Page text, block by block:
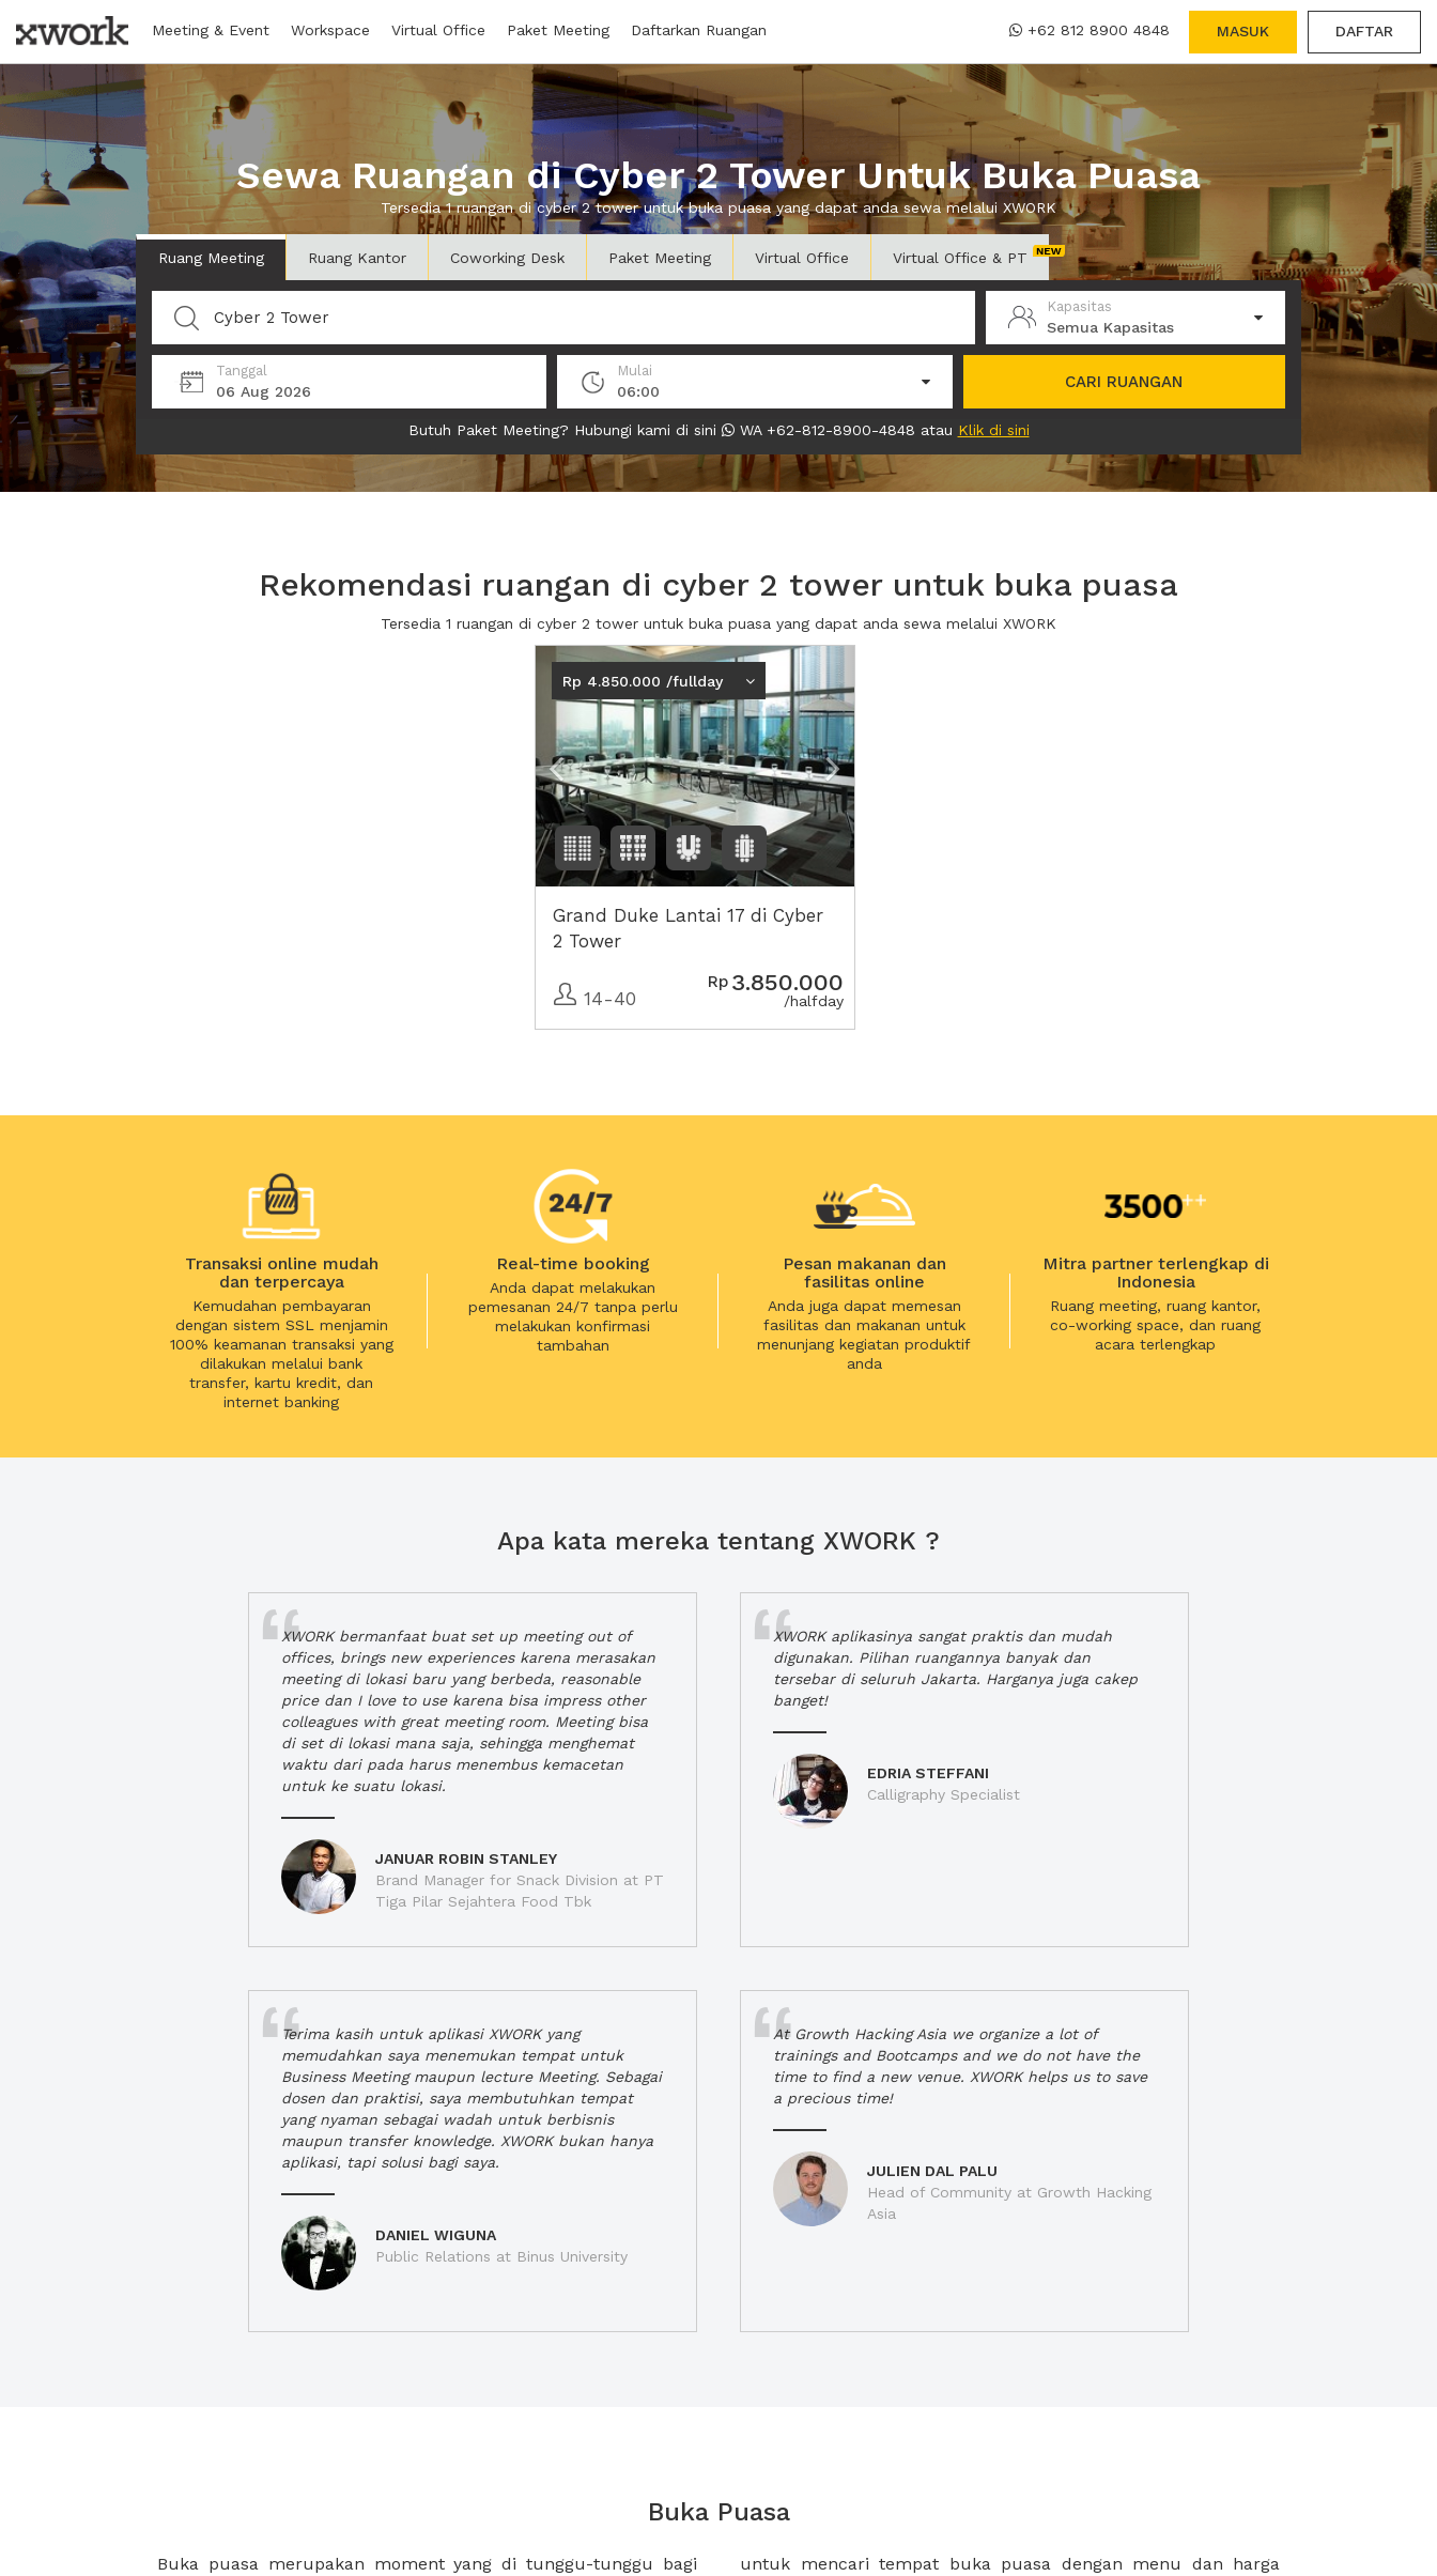
Meeting & Event Workspace Virtual Office Paket Meeting Daftarkan Ruangan +62 812 8900 4848 MASUK DAFTAR
Sewa Ruangan di Cyber 2 Tower Untuk Buka Puasa
Tersedia 1 ruangan di cyber 2 tower untuk buka puasa yang dapat anda sewa melalui XWORK
Ruang Meeting Ruang Kantor Coworking Desk Paket Meeting Virtual Office Virtual Office & PT
Kapasitas
Semua Kapasitas
Tanggal
06 Aug 2026
Mulai
06:00
CARI RUANGAN
Butuh Paket Meeting? Hubungi kami di sini WA +62-812-8900-4848 atau Klik di sini
Rekomendasi ruangan di cyber 2 tower untuk buka puasa
Tersedia 1 ruangan di cyber 2 tower untuk buka puasa yang dapat anda sewa melalui XWORK
Previous
Rp 4.850.000 /fullday
Grand Duke Lantai 17 di Cyber
2 Tower
14-40
Rp 3.850.000
/halfday
Transaksi online mudah
dan terpercaya
Kemudahan pembayaran
dengan sistem SSL menjamin
100% keamanan transaksi yang
dilakukan melalui bank
transfer, kartu kredit, dan
internet banking
Real-time booking
Anda dapat melakukan
pemesanan 24/7 tanpa perlu
melakukan konfirmasi
tambahan
Pesan makanan dan
fasilitas online
Anda juga dapat memesan
fasilitas dan makanan untuk
menunjang kegiatan produktif
anda
Mitra partner terlengkap di
Indonesia
Ruang meeting, ruang kantor,
co-working space, dan ruang
acara terlengkap
Apa kata mereka tentang XWORK ?
XWORK bermanfaat buat set up meeting out of
offices, brings new experiences karena merasakan
meeting di lokasi baru yang berbeda, reasonable
price dan I love to use karena bisa impress other
colleagues with great meeting room. Meeting bisa
di set di lokasi mana saja, sehingga menghemat
waktu dari pada harus menembus kemacetan
untuk ke suatu lokasi.
JANUAR ROBIN STANLEY
Brand Manager for Snack Division at PT
Tiga Pilar Sejahtera Food Tbk
XWORK aplikasinya sangat praktis dan mudah
digunakan. Pilihan ruangannya banyak dan
tersebar di seluruh Jakarta. Harganya juga cakep
banget!
EDRIA STEFFANI
Calligraphy Specialist
Terima kasih untuk aplikasi XWORK yang
memudahkan saya menemukan tempat untuk
Business Meeting maupun lecture Meeting. Sebagai
dosen dan praktisi, saya membutuhkan tempat
yang nyaman sebagai wadah untuk berbisnis
maupun transfer knowledge. XWORK bukan hanya
aplikasi, tapi solusi bagi saya.
DANIEL WIGUNA
Public Relations at Binus University
At Growth Hacking Asia we organize a lot of
trainings and Bootcamps and we do not have the
time to find a new venue. XWORK helps us to save
a precious time!
JULIEN DAL PALU
Head of Community at Growth Hacking
Asia
Buka Puasa
Buka puasa merupakan moment yang di tunggu-tunggu bagi
untuk mencari tempat buka puasa dengan menu dan harga